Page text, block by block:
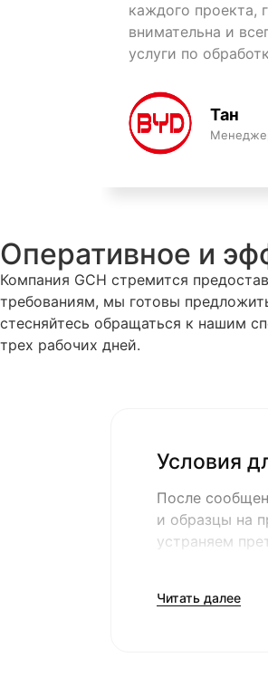
каждого проекта,
внимательна и
услуги по
Тан
Оперативное и
Компания GCH стремится
требованиям, мы готовы
стесняйтесь обращаться к нашим
трех рабочих дней.
Условия
После
и образцы на
устраняем
Читать далее